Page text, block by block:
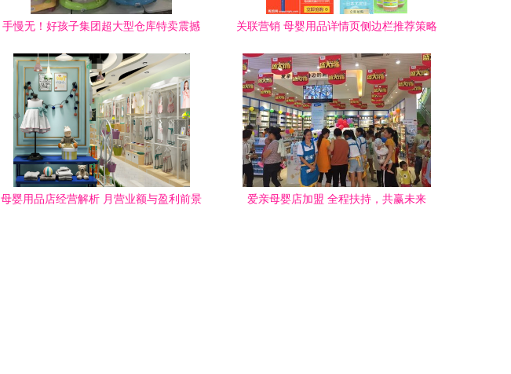
手慢无！好孩子集团超大型仓库特卖震撼
关联营销 母婴用品详情页侧边栏推荐策略
母婴用品店经营解析 月营业额与盈利前景
爱亲母婴店加盟 全程扶持，共赢未来